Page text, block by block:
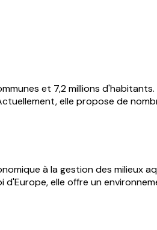
et 7,2 millions
elle propose de
à la gestion des milieux
elle offre un